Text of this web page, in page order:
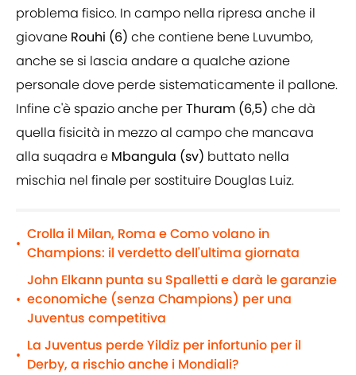
problema fisico. In campo nella ripresa anche il
giovane Rouhi (6) che contiene bene Luvumbo,
anche se si lascia andare a qualche azione
personale dove perde sistematicamente il pallone.
Infine c'è spazio anche perThuram (6,5) che dà
quella fisicità in mezzo al campo che mancava
alla suqadra e Mbangula (sv) buttato nella
mischia nel finale per sostituire Douglas Luiz.
•
Crolla il Milan, Roma e Como volano in
Champions: il verdetto dell'ultima giornata
•
John Elkann punta su Spalletti e darà le garanzie
economiche (senza Champions) per una
Juventus competitiva
•
La Juventus perde Yildiz per infortunio per il
Derby, a rischio anche i Mondiali?